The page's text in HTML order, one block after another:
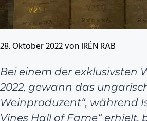
28. Oktober 2022 von IRÉN RAB
Bei einem der exklusivsten
2022, gewann das
Weinproduzent“, während
Vines Hall of Fame“